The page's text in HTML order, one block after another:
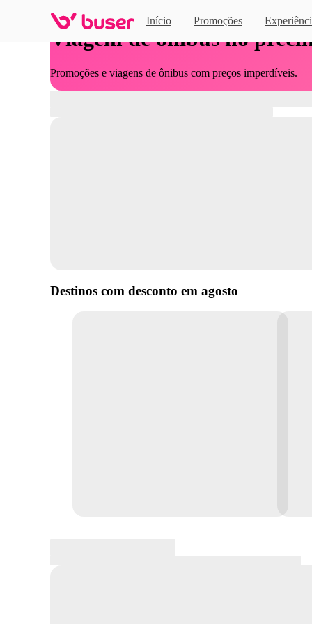
Início Promoções
Viagem de ônibus no
Promoções e viagens de ônibus com preços imperdíveis.
Destinos com desconto em agosto